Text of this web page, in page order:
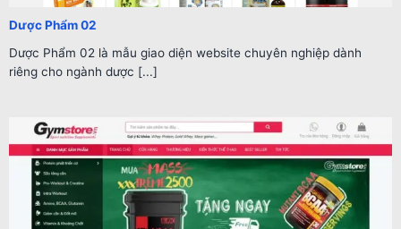
Dược Phẩm 02
Dược Phẩm 02 là mẫu giao diện website chuyên nghiệp dành
riêng cho ngành dược [...]